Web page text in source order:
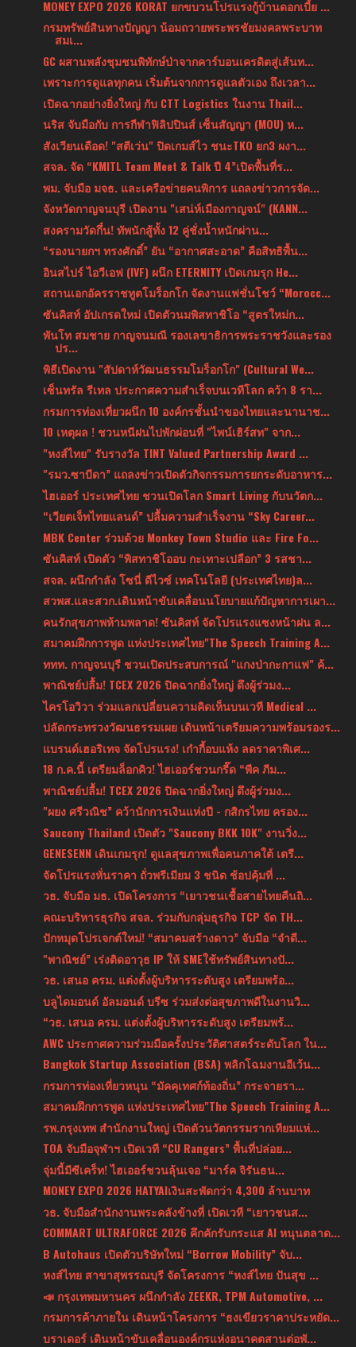
MONEY EXPO 2026 KORAT ยกขบวนโปรแรงกู้บ้านดอกเบี้ย ...
กรมทรัพย์สินทางปัญญา น้อมถวายพระพรชัยมงคลพระบาท
สมเ...
GC ผสานพลังชุมชนพิทักษ์ป่าจากคาร์บอนเครดิตสู่เส้นท...
เพราะการดูแลทุกคน เริ่มต้นจากการดูแลตัวเอง ถึงเวลา...
เปิดฉากอย่างยิ่งใหญ่ กับ CTT Logistics ในงาน Thail...
นริส จับมือกับ การกีฬาฟิลิปปินส์ เซ็นสัญญา (MOU) ห...
สังเวียนเดือด! "สตีเว่น" ปิดเกมส์ไว ชนะTKO ยก3 ผงา...
สจล. จัด “KMITL Team Meet & Talk ปี 4”เปิดพื้นที่ร...
พม. จับมือ มจธ. และเครือข่ายคนพิการ แถลงข่าวการจัด...
จังหวัดกาญจนบุรี เปิดงาน "เสน่ห์เมืองกาญจน์" (KANN...
สงครามวัดกึ๋น! ทัพนักสู้ทั้ง 12 คู่ชั่งน้ำหนักผ่าน...
“รองนายกฯ ทรงศักดิ์” ยัน “อากาศสะอาด” คือสิทธิพื้น...
อินสไปร์ ไอวีเอฟ (IVF) ผนึก ETERNITY เปิดเกมรุก He...
สถานเอกอัครราชทูตโมร็อกโก จัดงานแฟชั่นโชว์ “Morocc...
ซันคิสท์ อัปเกรดใหม่ เปิดตัวนมพิสทาชิโอ “สูตรใหม่ก...
พันโท สมชาย กาญจนมณี รองเลขาธิการพระราชวังและรอง
ปร...
พิธีเปิดงาน "สัปดาห์วัฒนธรรมโมร็อกโก" (Cultural We...
เซ็นทรัล รีเทล ประกาศความสำเร็จบนเวทีโลก คว้า 8 รา...
กรมการท่องเที่ยวผนึก 10 องค์กรชั้นนำของไทยและนานาช...
10 เหตุผล ! ชวนหนีฝนไปพักผ่อนที่ "ไพน์เฮิร์สท" จาก...
"หงส์ไทย" รับรางวัล TINT Valued Partnership Award ...
"รมว.ซาบีดา” แถลงข่าวเปิดตัวกิจกรรมการยกระดับอาหาร...
ไฮเออร์ ประเทศไทย ชวนเปิดโลก Smart Living กับนวัตก...
“เวียตเจ็ทไทยแลนด์” ปลื้มความสำเร็จงาน “Sky Career...
MBK Center ร่วมด้วย Monkey Town Studio และ Fire Fo...
ซันคิสท์ เปิดตัว “พิสทาชิโออบ กะเทาะเปลือก” 3 รสชา...
สจล. ผนึกกำลัง โซนี่ ดีไวซ์ เทคโนโลยี (ประเทศไทย)ล...
สวพส.และสวก.เดินหน้าขับเคลื่อนนโยบายแก้ปัญหาการเผา...
คนรักสุขภาพห้ามพลาด! ซันคิสท์ จัดโปรแรงแซงหน้าฝน ล...
สมาคมฝึกการพูด แห่งประเทศไทย"The Speech Training A...
ททท. กาญจนบุรี ชวนเปิดประสบการณ์ "แกงป่ากะกาแฟ" ค้...
พาณิชย์ปลื้ม! TCEX 2026 ปิดฉากยิ่งใหญ่ ดึงผู้ร่วมง...
ไครโอวิวา ร่วมแลกเปลี่ยนความคิดเห็นบนเวที Medical ...
ปลัดกระทรวงวัฒนธรรมเผย เดินหน้าเตรียมความพร้อมรองร...
แบรนด์เฮอริเทจ จัดโปรแรง! เก๋ากี้อบแห้ง ลดราคาพิเศ...
18 ก.ค.นี้ เตรียมล็อกคิว! ไฮเออร์ชวนกรี๊ด “พีค ภีม...
พาณิชย์ปลื้ม! TCEX 2026 ปิดฉากยิ่งใหญ่ ดึงผู้ร่วมง...
"ผยง ศรีวณิช” คว้านักการเงินแห่งปี - กสิกรไทย ครอง...
Saucony Thailand เปิดตัว "Saucony BKK 10K" งานวิ่ง...
GENESENN เดินเกมรุก! ดูแลสุขภาพเพื่อคนภาคใต้ เตรี...
จัดโปรแรงหั่นราคา ถั่วพรีเมียม 3 ชนิด ช้อปคุ้มที่ ...
วธ. จับมือ มธ. เปิดโครงการ “เยาวชนเชื้อสายไทยคืนถิ...
คณะบริหารธุรกิจ สจล. ร่วมกับกลุ่มธุรกิจ TCP จัด TH...
ปักหมุดโปรเจกต์ใหม่! “สมาคมสร้างดาว” จับมือ “จำดี...
"พาณิชย์” เร่งติดอาวุธ IP ให้ SMEใช้ทรัพย์สินทางปั...
วธ. เสนอ ครม. แต่งตั้งผู้บริหารระดับสูง เตรียมพร้อ...
บลูไดมอนด์ อัลมอนด์ บรีซ ร่วมส่งต่อสุขภาพดีในงานวิ...
“วธ. เสนอ ครม. แต่งตั้งผู้บริหารระดับสูง เตรียมพร้...
AWC ประกาศความร่วมมือครั้งประวัติศาสตร์ระดับโลก ใน...
Bangkok Startup Association (BSA) พลิกโฉมงานอีเว้น...
กรมการท่องเที่ยวหนุน “มัคคุเทศก์ท้องถิ่น” กระจายรา...
สมาคมฝึกการพูด แห่งประเทศไทย"The Speech Training A...
รพ.กรุงเทพ สำนักงานใหญ่ เปิดตัวนวัตกรรมรากเทียมแห่...
TOA จับมือจุฬาฯ เปิดเวที “CU Rangers” พื้นที่ปล่อย...
จุ่มนี้มีซีเคร็ท! ไฮเออร์ชวนลุ้นเจอ “มาร์ค จิรันธน...
MONEY EXPO 2026 HATYAIเงินสะพัดกว่า 4,300 ล้านบาท
วธ. จับมือสำนักงานพระคลังข้างที่ เปิดเวที “เยาวชนส...
COMMART ULTRAFORCE 2026 คึกคักรับกระแส AI หนุนตลาด...
B Autohaus เปิดตัวบริษัทใหม่ “Borrow Mobility” จับ...
หงส์ไทย สาขาสุพรรณบุรี จัดโครงการ “หงส์ไทย ปันสุข ...
📣 กรุงเทพมหานคร ผนึกกำลัง ZEEKR, TPM Automotive, ...
กรมการค้าภายใน เดินหน้าโครงการ “ธงเขียวราคาประหยัด...
บราเดอร์ เดินหน้าขับเคลื่อนองค์กรแห่งอนาคตสานต่อพั...